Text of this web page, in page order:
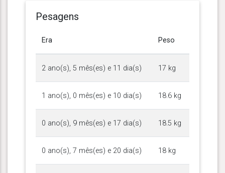
Pesagens
Era Peso
2 ano(s), 5 mês(es) e 11 dia(s) 17 kg
1 ano(s), 0 mês(es) e 10 dia(s) 18.6 kg
0 ano(s), 9 mês(es) e 17 dia(s) 18.5 kg
0 ano(s), 7 mês(es) e 20 dia(s) 18 kg